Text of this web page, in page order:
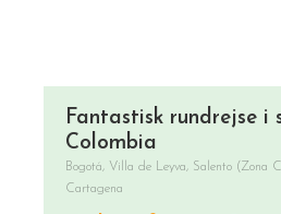
Fantastisk rundrejse i
Colombia
Bogotá, Villa de Leyva, Salento (Zona
Cartagena